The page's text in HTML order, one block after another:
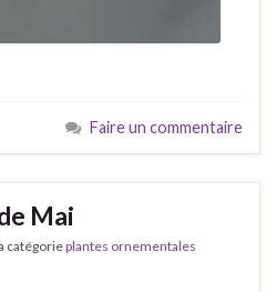
Faire un commentaire
Mai
catégorieplantes ornementales